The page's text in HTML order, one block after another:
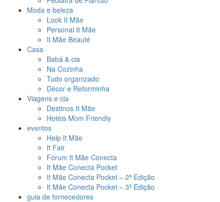
Moda e beleza
Look It Mãe
Personal It Mãe
It Mãe Beauté
Casa
Babá & cia
Na Cozinha
Tudo organizado
Décor e Reforminha
Viagens e cia
Destinos It Mãe
Hotéis Mom Friendly
eventos
Help It Mãe
It Fair
Fórum It Mãe Conecta
It Mãe Conecta Pocket
It Mãe Conecta Pocket – 2ª Edição
It Mãe Conecta Pocket – 3ª Edição
guia de fornecedores